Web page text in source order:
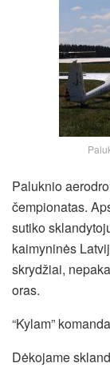
Paluknio
čempionatas.
sutiko
kaimyninės
skrydžiai,
oras.
“Kylam”
Dėkojame